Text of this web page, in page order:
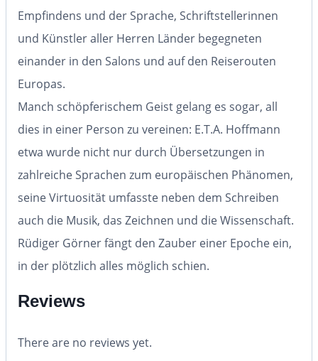
Empfindens und der Sprache, Schriftstellerinnen
und Künstler aller Herren Länder begegneten
einander in den Salons und auf den Reiserouten
Europas.
Manch schöpferischem Geist gelang es sogar, all
dies in einer Person zu vereinen: E.T.A. Hoffmann
etwa wurde nicht nur durch Übersetzungen in
zahlreiche Sprachen zum europäischen Phänomen,
seine Virtuosität umfasste neben dem Schreiben
auch die Musik, das Zeichnen und die Wissenschaft.
Rüdiger Görner fängt den Zauber einer Epoche ein,
in der plötzlich alles möglich schien.
Reviews
There are no reviews yet.